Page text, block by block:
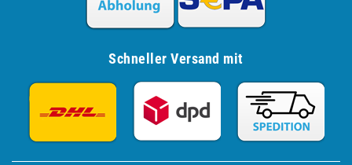
Schneller Versand mit